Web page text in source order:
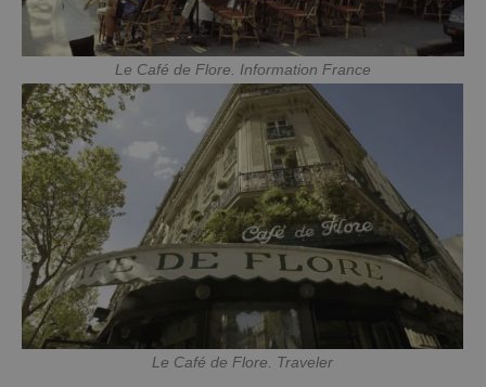
Le Café de Flore. Information France
Le Café de Flore. Traveler